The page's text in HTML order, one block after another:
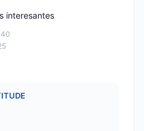
interesantes